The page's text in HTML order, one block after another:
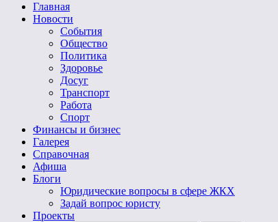
Главная
Новости
События
Общество
Политика
Здоровье
Досуг
Транспорт
Работа
Спорт
Финансы и бизнес
Галерея
Справочная
Афиша
Блоги
Юридические вопросы в сфере ЖКХ
Задай вопрос юристу
Проекты